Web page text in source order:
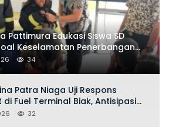
Pattimura Edukasi Siswa SD
Keselamatan Penerbangan
Bermain Layang-layang di
34
Patra Niaga Uji Respons
di Fuel Terminal Biak, Antisipasi
dan Tumpahan BBM
32